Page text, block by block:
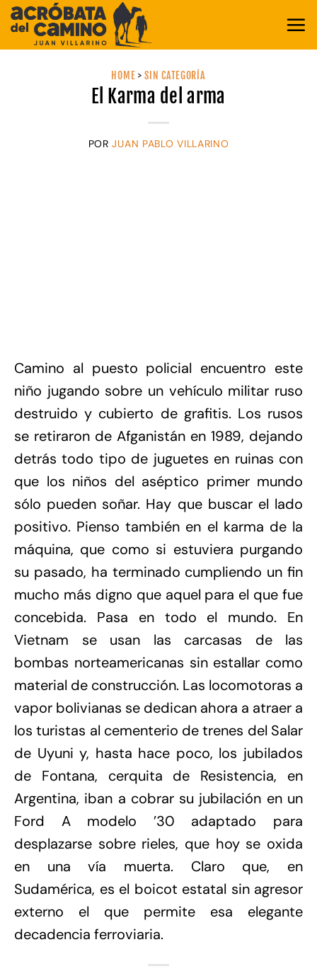
Saltar
contenido
HOME >SIN CATEGORÍA
El Karma del arma
PORJUAN PABLO VILLARINO
Camino al puesto policial encuentro este
niño jugando sobre un vehículo militar ruso
destruido y cubierto de grafitis. Los rusos
se retiraron de Afganistán en 1989, dejando
detrás todo tipo de juguetes en ruinas con
que los niños del aséptico primer mundo
sólo pueden soñar. Hay que buscar el lado
positivo. Pienso también en el karma de la
máquina, que como si estuviera purgando
su pasado, ha terminado cumpliendo un fin
mucho más digno que aquel para el que fue
concebida. Pasa en todo el mundo. En
Vietnam se usan las carcasas de las
bombas norteamericanas sin estallar como
material de construcción. Las locomotoras a
vapor bolivianas se dedican ahora a atraer a
los turistas al cementerio de trenes del Salar
de Uyuni y, hasta hace poco, los jubilados
de Fontana, cerquita de Resistencia, en
Argentina, iban a cobrar su jubilación en un
Ford A modelo ’30 adaptado para
desplazarse sobre rieles, que hoy se oxida
en una vía muerta. Claro que, en
Sudamérica, es el boicot estatal sin agresor
externo el que permite esa elegante
decadencia ferroviaria.